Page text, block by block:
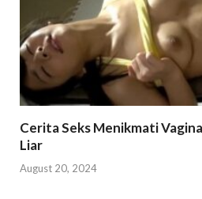
Cerita Seks Menikmati
Liar
August 20, 2024